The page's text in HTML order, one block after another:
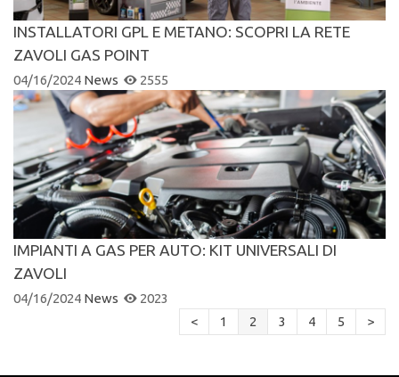
INSTALLATORI GPL E METANO: SCOPRI LA RETE
ZAVOLI GAS POINT
04/16/2024 News 2555
IMPIANTI A GAS PER AUTO: KIT UNIVERSALI DI
ZAVOLI
04/16/2024 News
2023
<
1 2 3 4 5 >